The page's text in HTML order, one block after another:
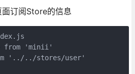
订阅Store的信息
} from 'minii'
'../../stores/user'